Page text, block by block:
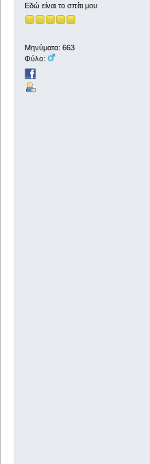
Εδώ είναι το σπίτι μου
Μηνύματα: 663
Φύλο: